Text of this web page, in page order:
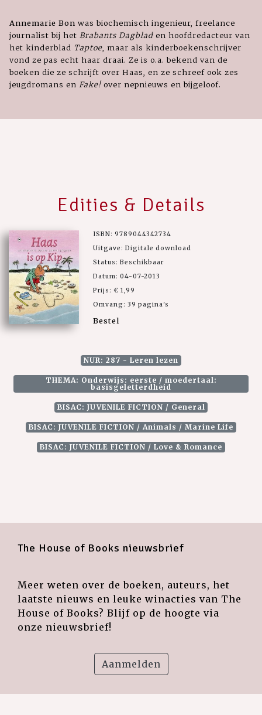
Annemarie Bon was biochemisch ingenieur, freelance
journalist bij het Brabants Dagblad en hoofdredacteur van
het kinderblad Taptoe , maar als kinderboekenschrijver
vond ze pas echt haar draai. Ze is o.a. bekend van de
boeken die ze schrijft over Haas, en ze schreef ook zes
jeugdromans en Fake! over nepnieuws en bijgeloof.
Edities & Details
ISBN: 9789044342734
Uitgave: Digitale download
Status: Beschikbaar
Datum: 04-07-2013
Prijs: € 1,99
Omvang: 39 pagina's
Bestel
NUR: 287 - Leren lezen
THEMA: Onderwijs: eerste / moedertaal:
basisgeletterdheid
BISAC: JUVENILE FICTION / General
BISAC: JUVENILE FICTION / Animals / Marine Life
BISAC: JUVENILE FICTION / Love & Romance
The House of Books nieuwsbrief
Meer weten over de boeken, auteurs, het
laatste nieuws en leuke winacties van The
House of Books? Blijf op de hoogte via
onze nieuwsbrief!
Aanmelden